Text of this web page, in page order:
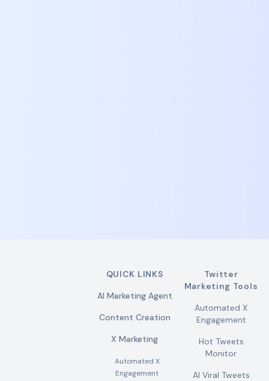
QUICK LINKS
AI Marketing Agent
Content Creation
X Marketing
Automated X
Engagement
Twitter
Marketing Tools
Automated X
Engagement
Hot Tweets
Monitor
AI Viral Tweets